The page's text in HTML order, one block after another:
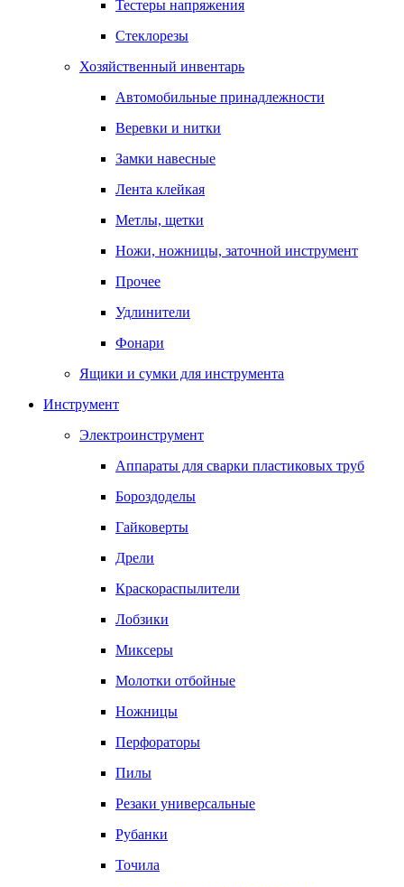
Тестеры напряжения
Стеклорезы
Хозяйственный инвентарь
Автомобильные принадлежности
Веревки и нитки
Замки навесные
Лента клейкая
Метлы, щетки
Ножи, ножницы, заточной инструмент
Прочее
Удлинители
Фонари
Ящики и сумки для инструмента
Инструмент
Электроинструмент
Аппараты для сварки пластиковых труб
Бороздоделы
Гайковерты
Дрели
Краскораспылители
Лобзики
Миксеры
Молотки отбойные
Ножницы
Перфораторы
Пилы
Резаки универсальные
Рубанки
Точила